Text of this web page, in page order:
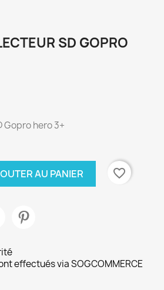
SD GOPRO
Gopro hero 3+
AU PANIER favorite_border
effectués via SOGCOMMERCE